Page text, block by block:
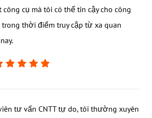
cụ mà tôi có thể tin cậy cho công
thời điểm truy cập từ xa quan
tư vấn CNTT tự do, tôi thường xuyên